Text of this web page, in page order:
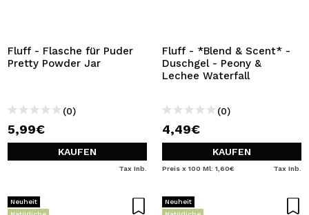
Fluff - Flasche für Puder
Pretty Powder Jar
(0)
5,99€
KAUFEN
Tax Inb.
Fluff - *Blend & Scent* -
Duschgel - Peony &
Lechee Waterfall
(0)
4,49€
KAUFEN
Preis x 100 Ml: 1,60€ Tax Inb.
Neuheit
Neuheit